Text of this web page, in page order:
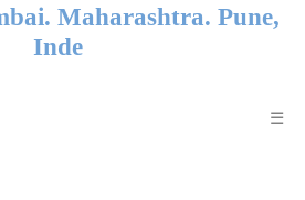
Maharashtra. Pune,
Inde
☰